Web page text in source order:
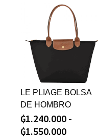
LE PLIAGE BOLSA
DE HOMBRO
₲1.240.000 -
₲1.550.000